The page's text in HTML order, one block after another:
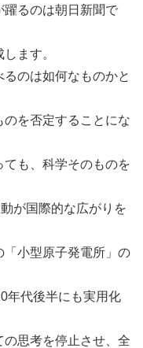
躍るのは朝日新聞で
ます。
のは如何なものかと
を否定することにな
も、科学そのものを
が国際的な広がりを
小型原子発電所」の
年代後半にも実用化
思考を停止させ、全